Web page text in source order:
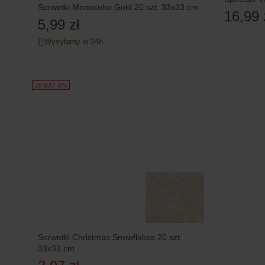
Serwetki Monocolor Gold 20 szt. 33x33 cm
5,99 zł
Wysyłamy w 24h
16,99
20 RAT 0%
Serwetki Christmas Snowflakes 20 szt.
33x33 cm